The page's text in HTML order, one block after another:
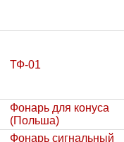
ТФ-01
Фонарь для конуса
(Польша)
Фонарь сигнальный